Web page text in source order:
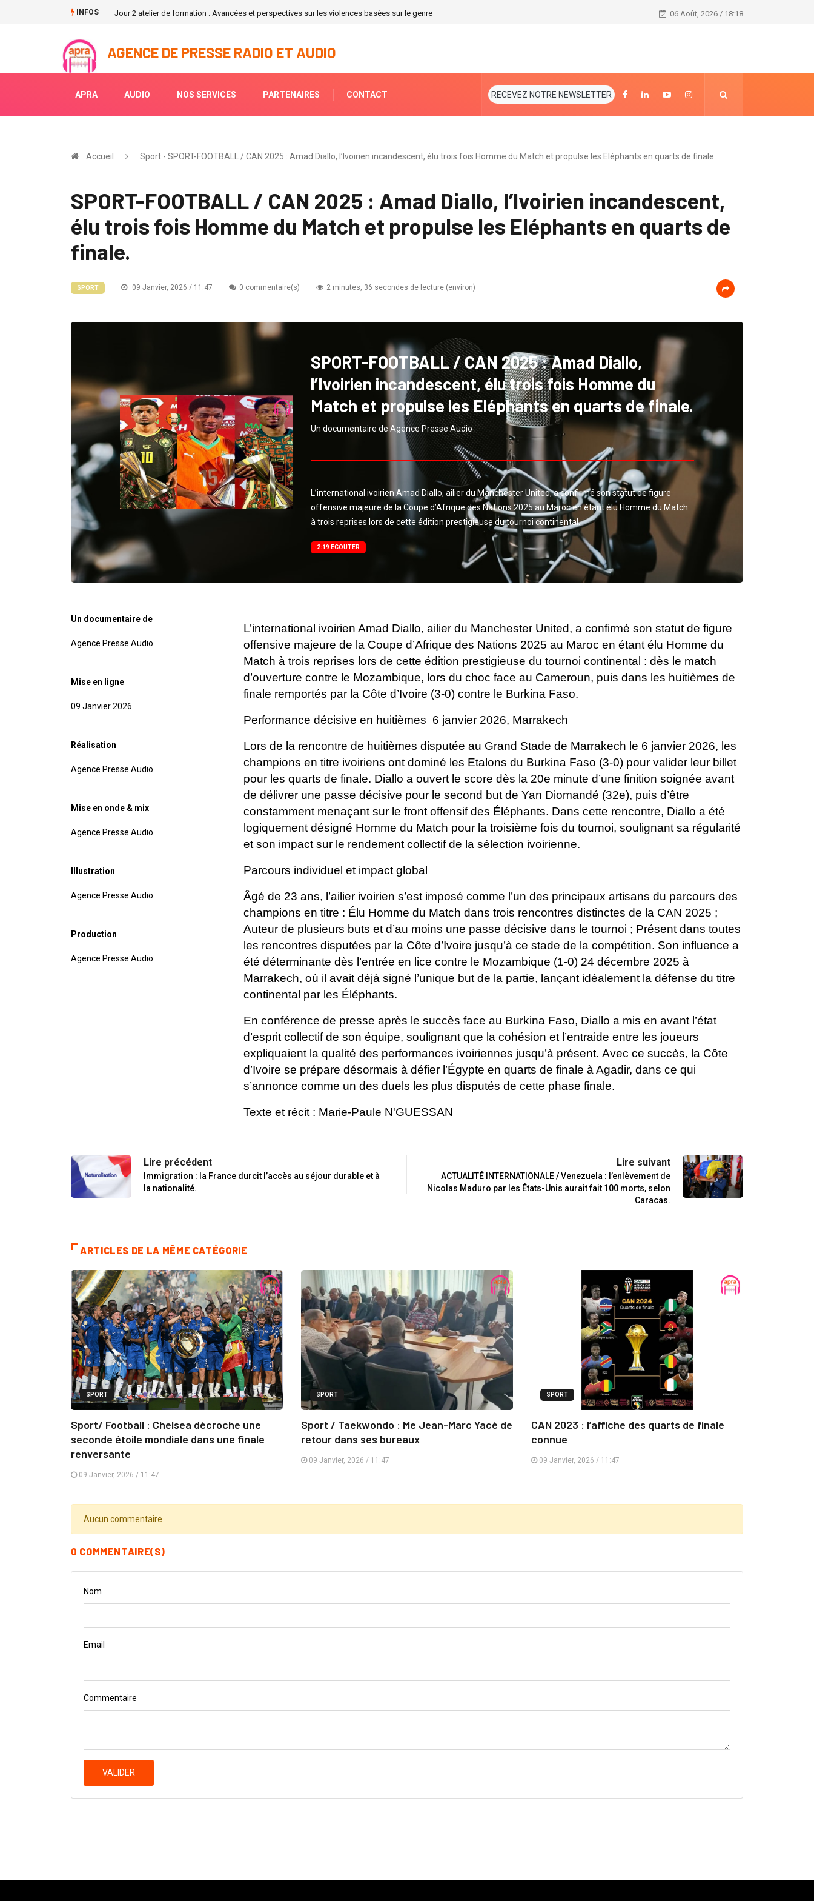
INFOS Jour 2 atelier de formation : Avancées et perspectives sur les violences basées sur le genre Média : Alfred Dan Moussa choisit comme
06 Août, 2026 / 18:18
AGENCE DE PRESSE RADIO ET AUDIO
APRA AUDIO NOS SERVICES PARTENAIRES CONTACT RECEVEZ NOTRE NEWSLETTER
Accueil Sport - SPORT-FOOTBALL / CAN 2025 : Amad Diallo, l’Ivoirien incandescent, élu trois fois Homme du Match et propulse les Eléphants en quarts de finale.
SPORT-FOOTBALL / CAN 2025 : Amad Diallo, l’Ivoirien incandescent,
élu trois fois Homme du Match et propulse les Eléphants en quarts de
finale.
SPORT 09 Janvier, 2026 / 11:47 0 commentaire(s) 2 minutes, 36 secondes de lecture (environ)
SPORT-FOOTBALL / CAN 2025 : Amad Diallo,
l’Ivoirien incandescent, élu trois fois Homme du
Match et propulse les Eléphants en quarts de finale.
Un documentaire de Agence Presse Audio
L’international ivoirien Amad Diallo, ailier du Manchester United, a confirmé son statut de figure
offensive majeure de la Coupe d’Afrique des Nations 2025 au Maroc en étant élu Homme du Match
à trois reprises lors de cette édition prestigieuse du tournoi continental.
2:19 ECOUTER
Un documentaire de
Agence Presse Audio
Mise en ligne
09 Janvier 2026
Réalisation
Agence Presse Audio
Mise en onde & mix
Agence Presse Audio
Illustration
Agence Presse Audio
Production
Agence Presse Audio
L’international ivoirien Amad Diallo, ailier du Manchester United, a confirmé son statut de figure
offensive majeure de la Coupe d’Afrique des Nations 2025 au Maroc en étant élu Homme du
Match à trois reprises lors de cette édition prestigieuse du tournoi continental : dès le match
d’ouverture contre le Mozambique, lors du choc face au Cameroun, puis dans les huitièmes de
finale remportés par la Côte d’Ivoire (3-0) contre le Burkina Faso.
Performance décisive en huitièmes 6 janvier 2026, Marrakech
Lors de la rencontre de huitièmes disputée au Grand Stade de Marrakech le 6 janvier 2026, les
champions en titre ivoiriens ont dominé les Etalons du Burkina Faso (3-0) pour valider leur billet
pour les quarts de finale. Diallo a ouvert le score dès la 20e minute d’une finition soignée avant
de délivrer une passe décisive pour le second but de Yan Diomandé (32e), puis d’être
constamment menaçant sur le front offensif des Éléphants. Dans cette rencontre, Diallo a été
logiquement désigné Homme du Match pour la troisième fois du tournoi, soulignant sa régularité
et son impact sur le rendement collectif de la sélection ivoirienne.
Parcours individuel et impact global
Âgé de 23 ans, l’ailier ivoirien s’est imposé comme l’un des principaux artisans du parcours des
champions en titre : Élu Homme du Match dans trois rencontres distinctes de la CAN 2025 ;
Auteur de plusieurs buts et d’au moins une passe décisive dans le tournoi ; Présent dans toutes
les rencontres disputées par la Côte d’Ivoire jusqu’à ce stade de la compétition. Son influence a
été déterminante dès l’entrée en lice contre le Mozambique (1-0) 24 décembre 2025 à
Marrakech, où il avait déjà signé l’unique but de la partie, lançant idéalement la défense du titre
continental par les Éléphants.
En conférence de presse après le succès face au Burkina Faso, Diallo a mis en avant l’état
d’esprit collectif de son équipe, soulignant que la cohésion et l’entraide entre les joueurs
expliquaient la qualité des performances ivoiriennes jusqu’à présent. Avec ce succès, la Côte
d’Ivoire se prépare désormais à défier l’Égypte en quarts de finale à Agadir, dans ce qui
s’annonce comme un des duels les plus disputés de cette phase finale.
Texte et récit : Marie-Paule N'GUESSAN
Lire précédent
Immigration : la France durcit l’accès au séjour durable et à
la nationalité.
Lire suivant
ACTUALITÉ INTERNATIONALE / Venezuela : l’enlèvement de
Nicolas Maduro par les États-Unis aurait fait 100 morts, selon
Caracas.
ARTICLES DE LA MÊME CATÉGORIE
SPORT
Sport/ Football : Chelsea décroche une
seconde étoile mondiale dans une finale
renversante
09 Janvier, 2026 / 11:47
SPORT
Sport / Taekwondo : Me Jean-Marc Yacé de
retour dans ses bureaux
09 Janvier, 2026 / 11:47
SPORT
CAN 2023 : l’affiche des quarts de finale
connue
09 Janvier, 2026 / 11:47
Aucun commentaire
0 COMMENTAIRE(S)
Nom
Email
Commentaire
VALIDER